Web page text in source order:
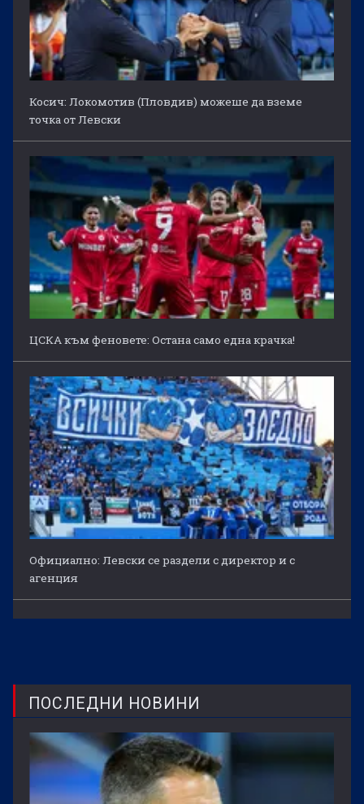
Косич: Локомотив (Пловдив) можеше да вземе
точка от Левски
ЦСКА към феновете: Остана само една крачка!
Официално: Левски се раздели с директор и с
агенция
ПОСЛЕДНИ НОВИНИ